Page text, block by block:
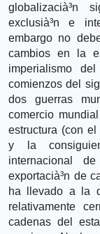
globalizacià³n
exclusià³n e
embargo no
cambios en la
imperialismo
comienzos del
dos guerras
comercio
estructura (con
y la
internacional
exportacià³n de
ha llevado a la
relativamente
cadenas del